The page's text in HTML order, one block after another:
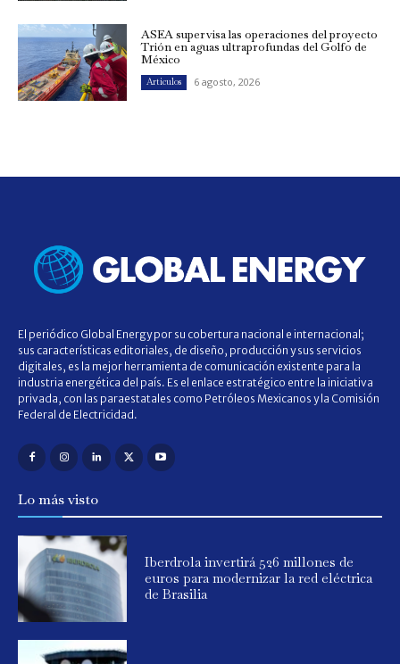
ASEA supervisa las operaciones del proyecto
Trión en aguas ultraprofundas del Golfo de
México
Artículos 6 agosto, 2026
El periódico Global Energy por su cobertura nacional e internacional;
sus características editoriales, de diseño, producción y sus servicios
digitales, es la mejor herramienta de comunicación existente para la
industria energética del país. Es el enlace estratégico entre la iniciativa
privada, con las paraestatales como Petróleos Mexicanos y la Comisión
Federal de Electricidad.
Lo más visto
Iberdrola invertirá 526 millones de
euros para modernizar la red eléctrica
de Brasilia